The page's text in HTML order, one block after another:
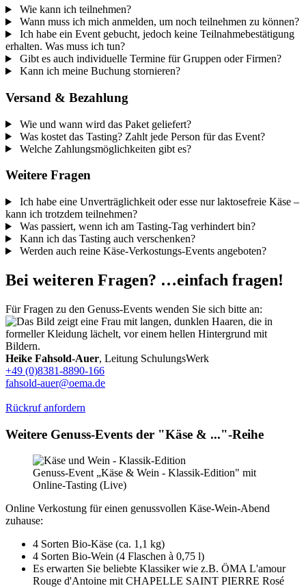
Wie kann ich teilnehmen?
Wann muss ich mich anmelden, um noch teilnehmen zu können?
Ich habe ein Event gebucht, jedoch keine Teilnahmebestätigung
erhalten. Was muss ich tun?
Gibt es auch individuelle Termine für Gruppen oder Firmen?
Kann ich meine Buchung stornieren?
Versand & Bezahlung
Wie und wann wird das Paket geliefert?
Was kostet das Tasting? Zahlt jede Person für das Event?
Welche Zahlungsmöglichkeiten gibt es?
Weitere Fragen
Ich habe eine Unverträglichkeit oder esse nur laktosefreie Käse –
kann ich trotzdem teilnehmen?
Was passiert, wenn ich am Tasting-Tag verhindert bin?
Kann ich das Tasting auch verschenken?
Werden auch reine Käse-Verkostungs-Events angeboten?
Bei weiteren Fragen? …einfach fragen!
Für Fragen zu den Genuss-Events wenden Sie sich bitte an:
Heike Fahsold-Auer, Leitung SchulungsWerk
+49 (0)8381-8890-166
fahsold-auer@oema.de
Rückruf anfordern
Weitere Genuss-Events der "Käse & ..."-Reihe
Genuss-Event „Käse & Wein - Klassik-Edition" mit
Online-Tasting (Live)
Online Verkostung für einen genussvollen Käse-Wein-Abend
zuhause:
4 Sorten Bio-Käse (ca. 1,1 kg)
4 Sorten Bio-Wein (4 Flaschen à 0,75 l)
Es erwarten Sie beliebte Klassiker wie z.B. ÖMA L'amour
Rouge d'Antoine mit CHAPELLE SAINT PIERRE Rosé